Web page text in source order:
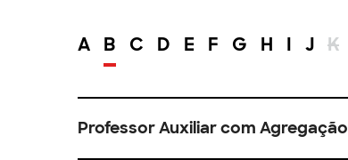
A B C D E F G H I J K
Professor Auxiliar com Agregação